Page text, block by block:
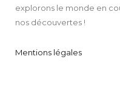
explorons le monde en
nos découvertes !
Mentions légales